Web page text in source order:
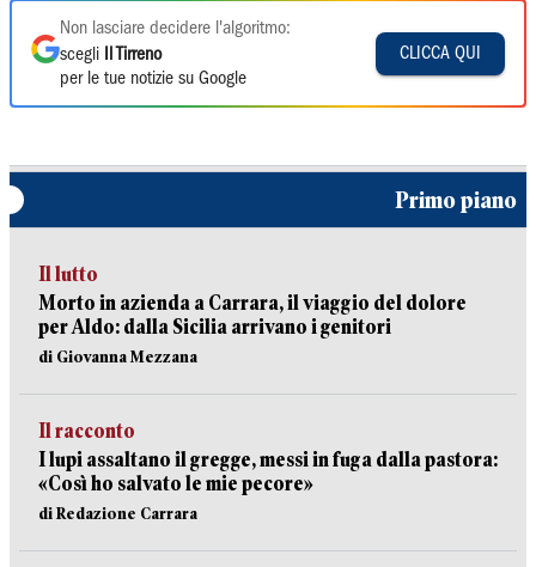
Non lasciare decidere l'algoritmo:
scegli
Il Tirreno
per le tue notizie su Google
CLICCA QUI
Primo piano
Il lutto
Morto in azienda a Carrara, il viaggio del dolore
per Aldo: dalla Sicilia arrivano i genitori
di Giovanna Mezzana
Il racconto
I lupi assaltano il gregge, messi in fuga dalla pastora:
«Così ho salvato le mie pecore»
di Redazione Carrara